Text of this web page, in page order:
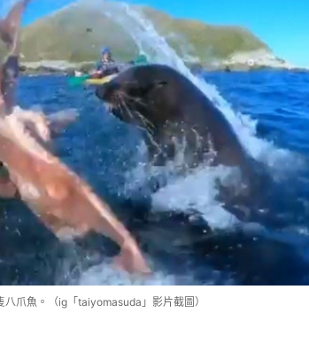
爪魚。（ig「taiyomasuda」影片截圖）